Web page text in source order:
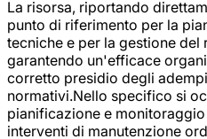
La risorsa, riportando
punto di riferimento per la
tecniche e per la gestione
garantendo un'efficace
corretto presidio degli
normativi.Nello specifico si
pianificazione e
interventi di manutenzione